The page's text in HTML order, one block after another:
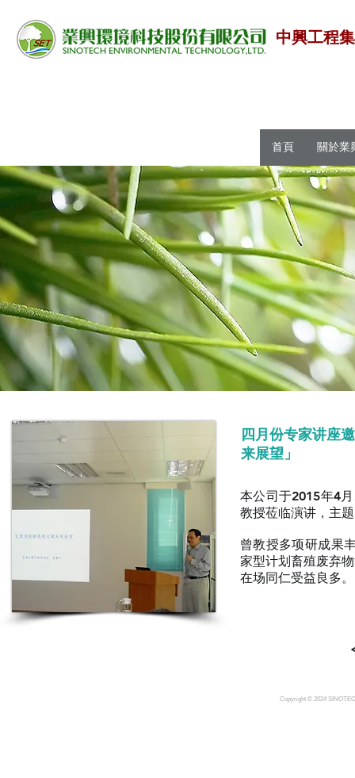
中興工程
首頁 關於業
四月份专家讲座
来展望」
本公司于2015年4
教授莅临演讲，主
曾教授多项研成果
家型计划畜殖废弃
在场同仁受益良多。
Copyright © 2024